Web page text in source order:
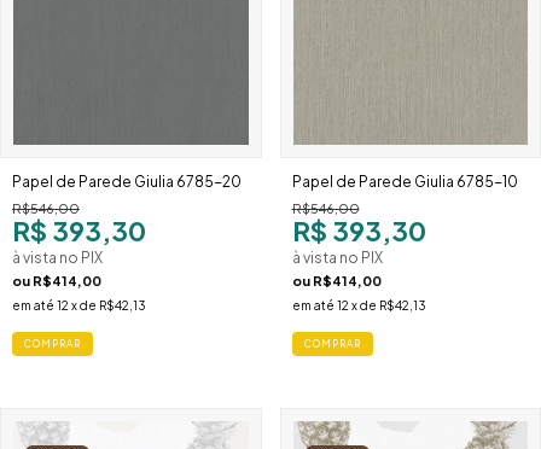
Papel de Parede Giulia 6785-20
R$546,00
R$ 393,30
à vista no PIX
ou R$414,00
em até 12 x de R$42,13
Papel de Parede Giulia 6785-10
R$546,00
R$ 393,30
à vista no PIX
ou R$414,00
em até 12 x de R$42,13